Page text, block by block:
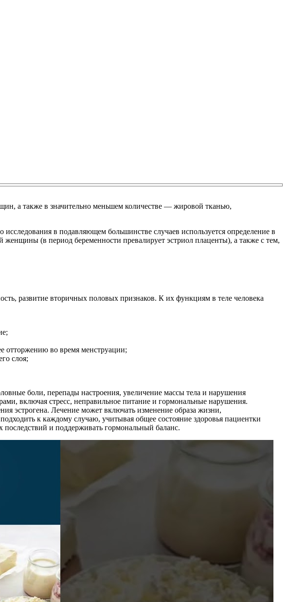
а также в значительно меньшем количестве — жировой тканью,
в подавляющем большинстве случаев используется определение в
женщины (в период беременности превалирует эстриол плаценты), а также с тем,
развитие вторичных половых признаков. К их функциям в теле человека
отторжению во время менструации;
слоя;
боли, перепады настроения, увеличение массы тела и нарушения
включая стресс, неправильное питание и гормональные нарушения.
эстрогена. Лечение может включать изменение образа жизни,
к каждому случаю, учитывая общее состояние здоровья пациентки
последствий и поддерживать гормональный баланс.